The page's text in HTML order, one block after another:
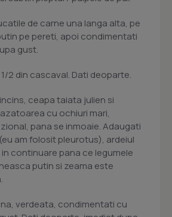
de carne una langa alta, pe
pe pereti, apoi condimentati
gust.
2 din cascaval. Dati deoparte.
ceapa taiata julien si
cu ochiuri mari,
pana se inmoaie. Adaugati
am folosit pleurotus), ardeiul
continuare pana ce legumele
putin si zeama este
verdeata, condimentati cu